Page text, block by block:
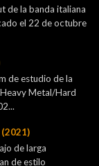
de la banda italiana
el 22 de octubre
de estudio de la
Metal/Hard
(2021)
de larga
de estilo